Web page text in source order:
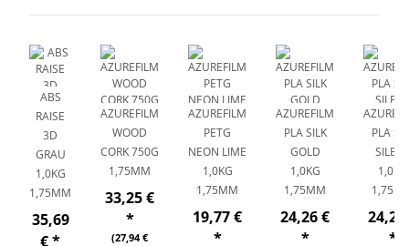
ABS
RAISE
3D
GRAU
1,0KG
1,75MM
35,69
€*
AZUREFILM
WOOD
CORK 750G
1,75MM
33,25 €
*
(27,94 €
AZUREFILM
PETG
NEON LIME
1,0KG
1,75MM
19,77 €
*
AZUREFILM
PLA SILK
GOLD
1,0KG
1,75MM
24,26 €
*
PLA
SILBER
1,0KG
24,26
*